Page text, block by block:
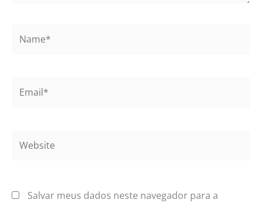
Salvar meus dados neste navegador para a